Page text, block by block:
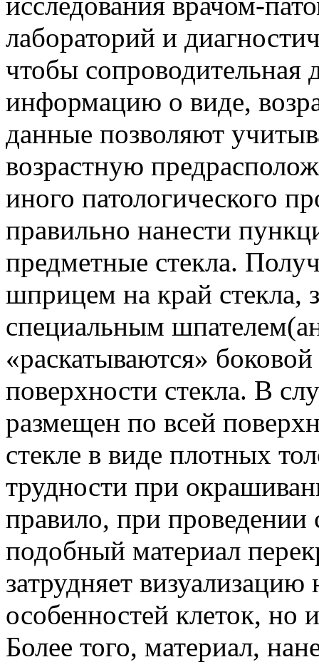
лабораторий и
чтобы сопроводительная
информацию о виде,
данные позволяют
возрастную
иного патологического
правильно нанести
предметные стекла.
шприцем на край стекла,
специальным
«раскатываются»
поверхности стекла. В
размещен по всей
стекле в виде плотных
трудности при
правило, при проведении
подобный материал
затрудняет
особенностей клеток, но
Более того, материал,